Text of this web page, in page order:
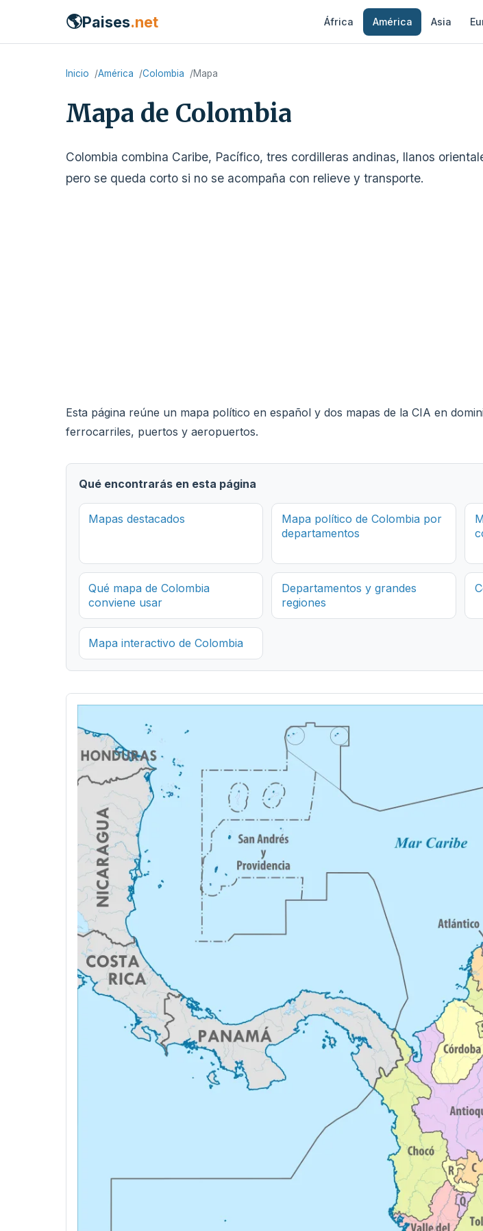
🌎Paises.net África América Asia
Inicio América Colombia Mapa
Mapa de Colombia
Colombia combina Caribe, Pacífico, tres cordilleras andinas, llanos
pero se queda corto si no se acompaña con relieve y transporte.
Esta página reúne un mapa político en español y dos mapas de la CIA en
ferrocarriles, puertos y aeropuertos.
Qué encontrarás en esta página
Mapas destacados
Mapa político de Colombia por
departamentos
Qué mapa de Colombia
conviene usar
Departamentos y grandes
regiones
Mapa interactivo de Colombia